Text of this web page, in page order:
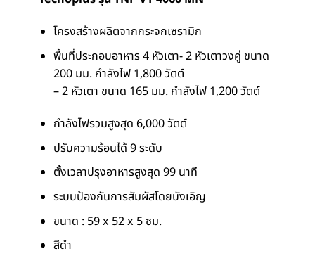
โครงสร้างผลิตจากกระจกเซรามิก
พื้นที่ประกอบอาหาร 4 หัวเตา- 2 หัวเตาวงคู่ ขนาด
200 มม. กำลังไฟ 1,800 วัตต์
– 2 หัวเตา ขนาด 165 มม. กำลังไฟ 1,200 วัตต์
กำลังไฟรวมสูงสุด 6,000 วัตต์
ปรับความร้อนได้ 9 ระดับ
ตั้งเวลาปรุงอาหารสูงสุด 99 นาที
ระบบป้องกันการสัมผัสโดยบังเอิญ
ขนาด : 59 x 52 x 5 ซม.
สีดำ